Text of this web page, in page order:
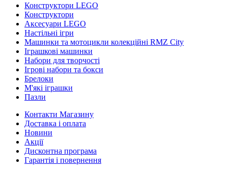
Конструктори LEGO
Конструктори
Аксесуари LEGO
Настільні ігри
Машинки та мотоцикли колекційні RMZ City
Іграшкові машинки
Набори для творчості
Ігрові набори та бокси
Брелоки
М'які іграшки
Пазли
Контакти Магазину
Доставка і оплата
Новини
Акції
Дисконтна програма
Гарантія і повернення